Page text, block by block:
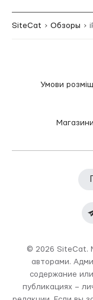
SiteCat Обзоры
Умови
© 2026 SiteCat.
авторами.
содержание
публикациях –